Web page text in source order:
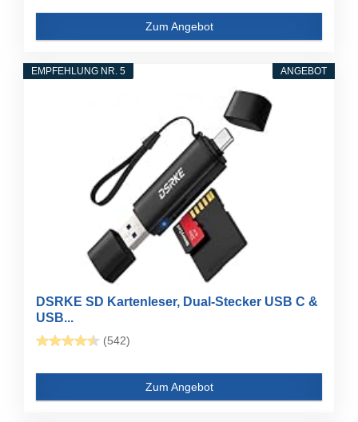
Zum Angebot
ANGEBOT
EMPFEHLUNG NR. 5
DSRKE SD Kartenleser, Dual-Stecker USB C &
USB...
(542)
Zum Angebot